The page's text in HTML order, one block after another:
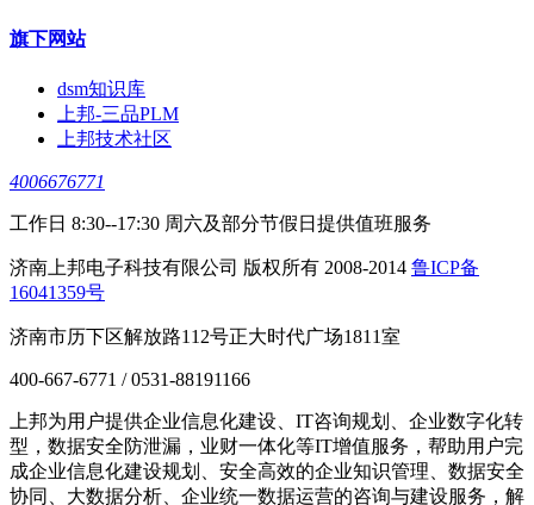
旗下网站
dsm知识库
上邦-三品PLM
上邦技术社区
4006676771
工作日 8:30--17:30 周六及部分节假日提供值班服务
济南上邦电子科技有限公司 版权所有 2008-2014 鲁ICP备
16041359号
济南市历下区解放路112号正大时代广场1811室
400-667-6771 / 0531-88191166
上邦为用户提供企业信息化建设、IT咨询规划、企业数字化转
型，数据安全防泄漏，业财一体化等IT增值服务，帮助用户完
成企业信息化建设规划、安全高效的企业知识管理、数据安全
协同、大数据分析、企业统一数据运营的咨询与建设服务，解